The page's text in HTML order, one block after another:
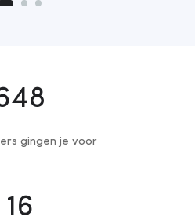
gingen je voor
19